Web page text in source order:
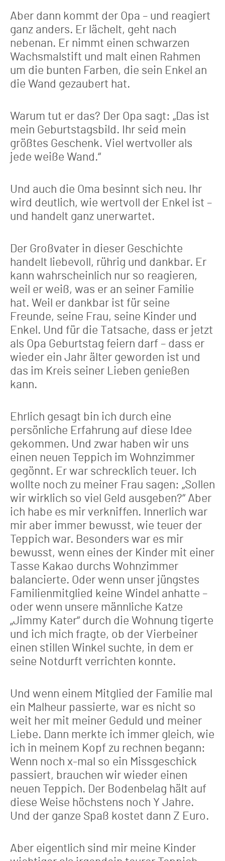
Aber dann kommt der Opa – und reagiert
ganz anders. Er lächelt, geht nach
nebenan. Er nimmt einen schwarzen
Wachsmalstift und malt einen Rahmen
um die bunten Farben, die sein Enkel an
die Wand gezaubert hat.
Warum tut er das? Der Opa sagt: „Das ist
mein Geburtstagsbild. Ihr seid mein
größtes Geschenk. Viel wertvoller als
jede weiße Wand.“
Und auch die Oma besinnt sich neu. Ihr
wird deutlich, wie wertvoll der Enkel ist –
und handelt ganz unerwartet.
Der Großvater in dieser Geschichte
handelt liebevoll, rührig und dankbar. Er
kann wahrscheinlich nur so reagieren,
weil er weiß, was er an seiner Familie
hat. Weil er dankbar ist für seine
Freunde, seine Frau, seine Kinder und
Enkel. Und für die Tatsache, dass er jetzt
als Opa Geburtstag feiern darf – dass er
wieder ein Jahr älter geworden ist und
das im Kreis seiner Lieben genießen
kann.
Ehrlich gesagt bin ich durch eine
persönliche Erfahrung auf diese Idee
gekommen. Und zwar haben wir uns
einen neuen Teppich im Wohnzimmer
gegönnt. Er war schrecklich teuer. Ich
wollte noch zu meiner Frau sagen: „Sollen
wir wirklich so viel Geld ausgeben?“ Aber
ich habe es mir verkniffen. Innerlich war
mir aber immer bewusst, wie teuer der
Teppich war. Besonders war es mir
bewusst, wenn eines der Kinder mit einer
Tasse Kakao durchs Wohnzimmer
balancierte. Oder wenn unser jüngstes
Familienmitglied keine Windel anhatte –
oder wenn unsere männliche Katze
„Jimmy Kater“ durch die Wohnung tigerte
und ich mich fragte, ob der Vierbeiner
einen stillen Winkel suchte, in dem er
seine Notdurft verrichten konnte.
Und wenn einem Mitglied der Familie mal
ein Malheur passierte, war es nicht so
weit her mit meiner Geduld und meiner
Liebe. Dann merkte ich immer gleich, wie
ich in meinem Kopf zu rechnen begann:
Wenn noch x-mal so ein Missgeschick
passiert, brauchen wir wieder einen
neuen Teppich. Der Bodenbelag hält auf
diese Weise höchstens noch Y Jahre.
Und der ganze Spaß kostet dann Z Euro.
Aber eigentlich sind mir meine Kinder